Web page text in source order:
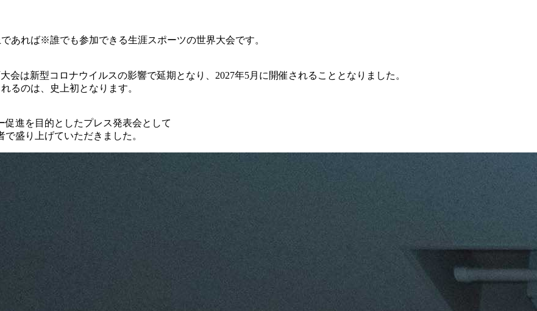
あれば※誰でも参加できる生涯スポーツの世界大会です。
は新型コロナウイルスの影響で延期となり、2027年5月に開催されることとなりました。
るのは、史上初となります。
進を目的としたプレス発表会として
盛り上げていただきました。